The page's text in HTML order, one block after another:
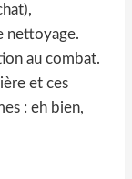
nettoyage.
au combat.
et ces
: eh bien,